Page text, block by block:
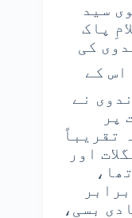
سید
پاک
کی
کے
نے
پر
تقریباً
اور
بسی،